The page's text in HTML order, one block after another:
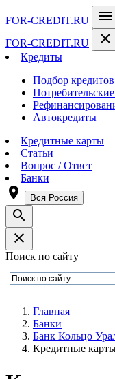
FOR-CREDIT.RU menu
FOR-CREDIT.RU close
Кредиты
Подбор кредитов
Автокредиты
Кредитные карты
Статьи
Вопрос / Ответ
Банки
room Вся Россия
search
close
Поиск по сайту
Главная
Банки
Банк Кольцо
Кредитные